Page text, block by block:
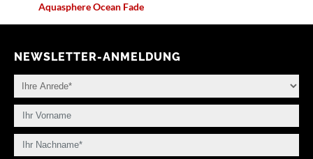
Aquasphere Ocean Fade
NEWSLETTER-ANMELDUNG